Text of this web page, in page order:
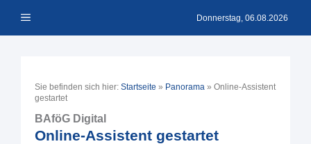
Inhalt Menü Donnerstag, 06.08.2026
Sie befinden sich hier: Startseite » Panorama » Online-Assistent
gestartet
BAföG Digital
Online-Assistent gestartet